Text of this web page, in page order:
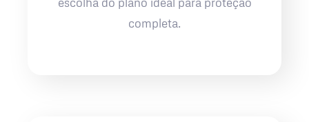
completa.